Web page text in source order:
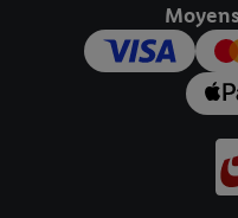
pour l’avenir dans notre
données
Vous trouverez